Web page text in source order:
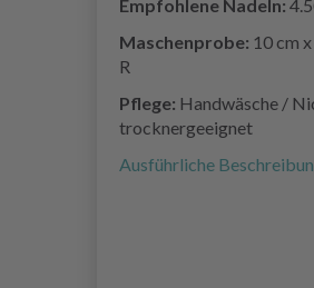
Empfohlene Nadeln:
Maschenprobe: 10 cm
R
Pflege: Handwäsche /
trocknergeeignet
Ausführliche